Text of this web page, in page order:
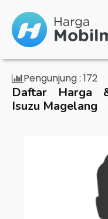
Pengunjung : 172
Daftar Harga
Isuzu Magelang